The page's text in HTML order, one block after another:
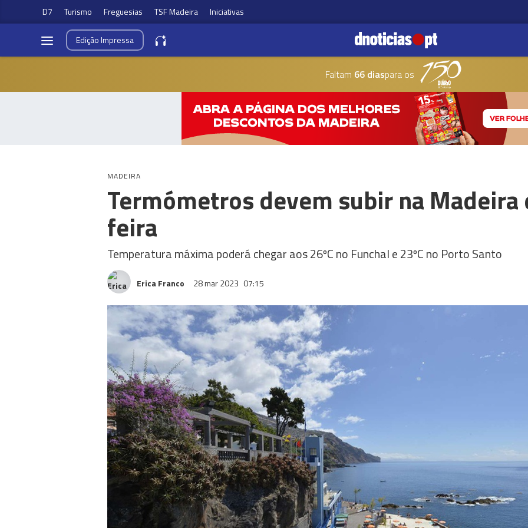
D7 Turismo Freguesias TSF Madeira Iniciativas
EdiçãoImpressa
Faltam 66 diaspara os
MADEIRA
Termómetros devem subir na
feira
Temperatura máxima poderá chegar aos 26ºC no Funchal e 23ºC no Porto Santo
Erica Franco 28 mar 2023 07:15